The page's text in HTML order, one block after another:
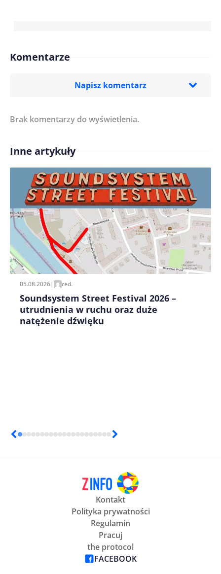
Komentarze
Napisz komentarz
Treść komentarza*
Imię/ Nick*
Zapamiętaj moje dane w tej przeglądarce podczas
pisania kolejnych komentarzy.
Brak komentarzy do wyświetlenia.
Inne artykuły
05.08.2026| red.
Soundsystem Street Festival 2026 –
utrudnienia w ruchu oraz duże
natężenie dźwięku
Kontakt
Polityka prywatności
Regulamin
Pracuj
the protocol
FACEBOOK